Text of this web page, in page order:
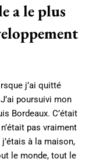
a le plus
j’ai quitté
poursuivi mon
Bordeaux. C’était
pas vraiment
à la maison,
le monde, tout le